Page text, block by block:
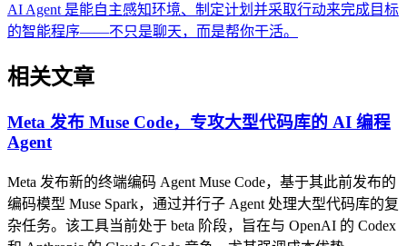
AI Agent 是能自主感知环境、制定计划并采取行动来完成目标
的智能程序——不只是聊天，而是帮你干活。
相关文章
Meta 发布 Muse Code，专攻大型代码库的 AI 编程
Agent
Meta 发布新的终端编码 Agent Muse Code，基于其此前发布的
编码模型 Muse Spark，通过并行子 Agent 处理大型代码库的复
杂任务。该工具当前处于 beta 阶段，旨在与 OpenAI 的 Codex